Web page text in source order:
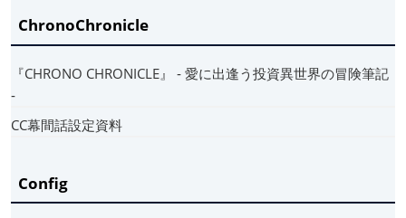
ChronoChronicle
『CHRONO CHRONICLE』 ‐ 愛に出逢う投資異世界の冒険筆記
‐
CC幕間話設定資料
Config